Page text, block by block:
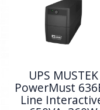
UPS MUSTEK
PowerMust
Line